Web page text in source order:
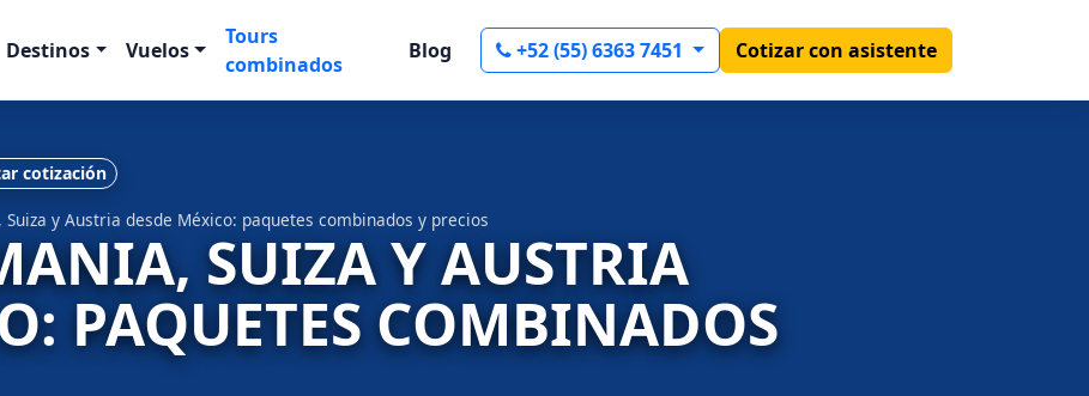
Destinos Vuelos
Tours
combinados
Blog +52 (55) 6363 7451 Cotizar con asistente
cotización
y Austria desde México: paquetes combinados y precios
SUIZA Y AUSTRIA
PAQUETES COMBINADOS